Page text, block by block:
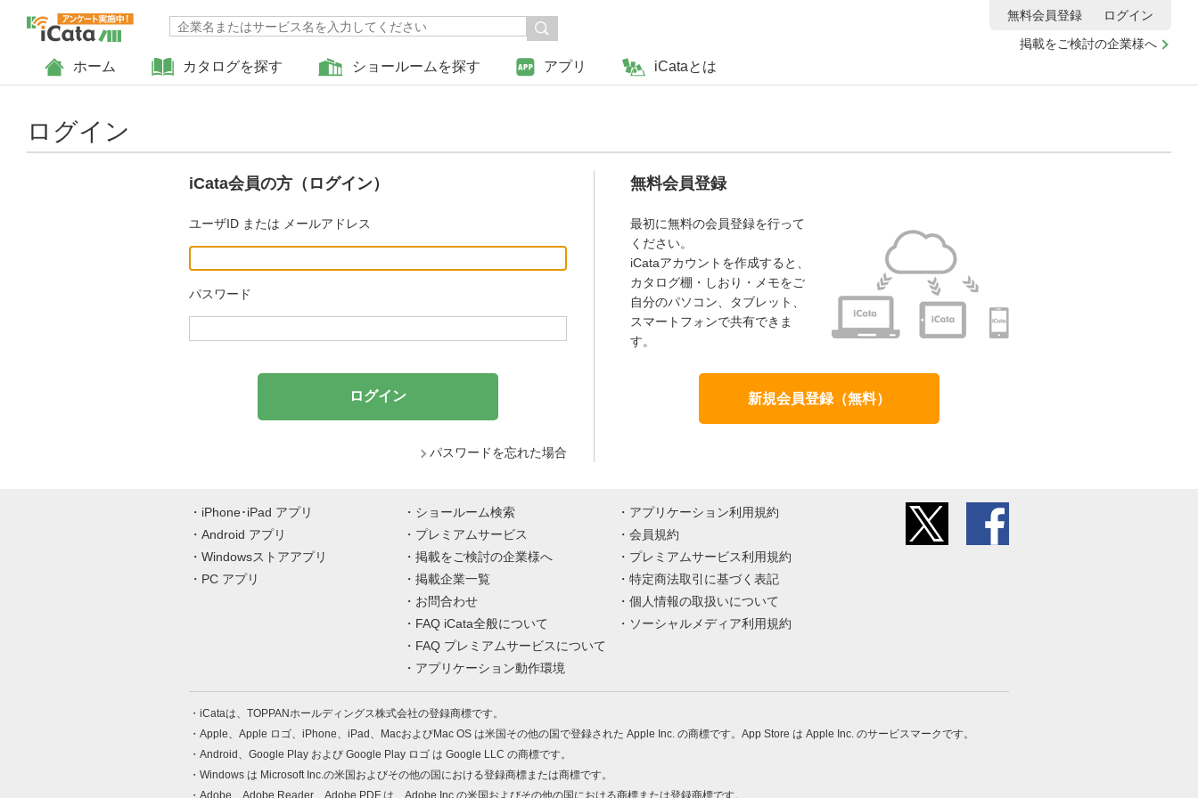
ホーム カタログを探す ショールームを探す アプリ iCataとは
掲載をご検討の企業様へ
無料会員登録 ログイン
ログイン
iCata会員の方（ログイン）
ユーザID または メールアドレス
パスワード
パスワードを忘れた場合
無料会員登録
最初に無料の会員登録を行って
ください。
iCataアカウントを作成すると、
カタログ棚・しおり・メモをご
自分のパソコン、タブレット、
スマートフォンで共有できま
す。
新規会員登録（無料）
iPhone･iPad アプリ
Android アプリ
Windowsストアアプリ
PC アプリ
ショールーム検索
プレミアムサービス
掲載をご検討の企業様へ
掲載企業一覧
お問合わせ
FAQ iCata全般について
FAQ プレミアムサービスについて
アプリケーション動作環境
アプリケーション利用規約
会員規約
プレミアムサービス利用規約
特定商法取引に基づく表記
個人情報の取扱いについて
ソーシャルメディア利用規約
iCataは、TOPPANホールディングス株式会社の登録商標です。
Apple、Apple ロゴ、iPhone、iPad、MacおよびMac OS は米国その他の国で登録された Apple Inc. の商標です。App Store は Apple Inc. のサービスマークです。
Android、Google Play および Google Play ロゴ は Google LLC の商標です。
Windows は Microsoft Inc.の米国およびその他の国における登録商標または商標です。
Adobe、Adobe Reader、Adobe PDF は、Adobe Inc.の米国およびその他の国における商標または登録商標です。